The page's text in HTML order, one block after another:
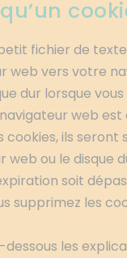
fichier de
web vers votre
dur lorsque vous
web est
ils seront
ou le disque
soit
supprimez les
les